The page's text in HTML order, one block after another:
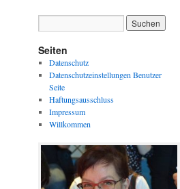
Seiten
Datenschutz
Datenschutzeinstellungen Benutzer
Seite
Haftungsausschluss
Impressum
Willkommen